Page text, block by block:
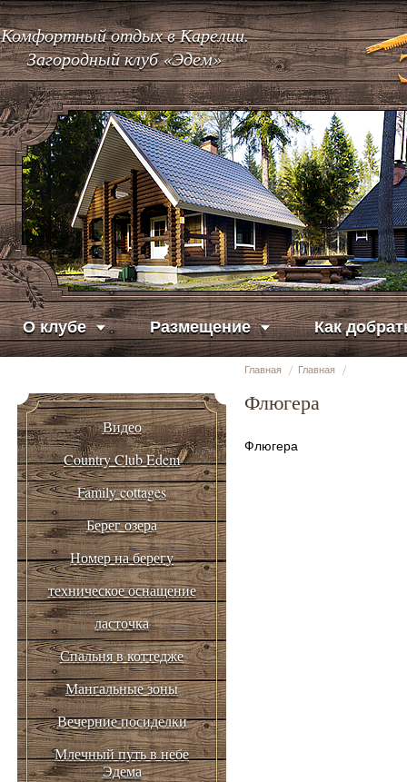
Комфортный отдых в Карелии.
Загородный клуб «Эдем»
О клубе Размещение Как
Главная Главная
Видео
Country Club Edem
Family cottages
Берег озера
Номер на берегу
техническое оснащение
ласточка
Спальня в коттедже
Мангальные зоны
Вечерние посиделки
Млечный путь в небе
Эдема
Флюгера
Флюгера